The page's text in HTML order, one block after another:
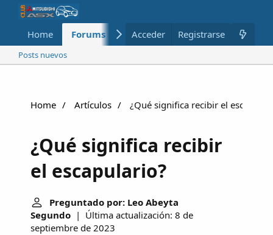
Home Forums Nuevo Miembros
Acceder Registrarse
Posts nuevos
Home Artículos ¿Qué significa recibir el
¿Qué significa recibir
el escapulario?
Preguntado por: Leo Abeyta
Segundo | Última actualización: 8 de
septiembre de 2023